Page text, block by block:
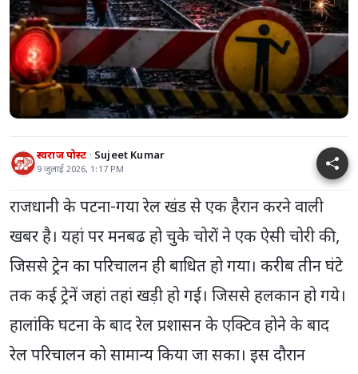
स्वराज पोस्ट Sujeet Kumar
9 जुलाई 2026, 1:17 PM
राजधानी के पटना-गया रेल खंड से एक हैरान करने वाली
खबर है। यहां पर मनबढ हो चुके चोरों ने एक ऐसी चोरी की,
जिससे ट्रेन का परिचालन ही बाधित हो गया। करीब तीन घंटे
तक कई ट्रेनें जहां तहां खड़ी हो गई। जिससे हलकान हो गये।
हालांकि घटना के बाद रेल प्रशासन के एक्टिव होने के बाद
रेल परिचालन को सामान्य किया जा सका। इस दौरान